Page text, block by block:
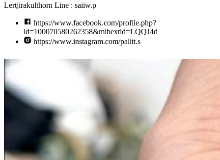
Lertjirakulthorn Line : saiiw.p
https://www.facebook.com/profile.php?
id=100070580262358&mibextid=LQQJ4d
https://www.instagram.com/palitt.s